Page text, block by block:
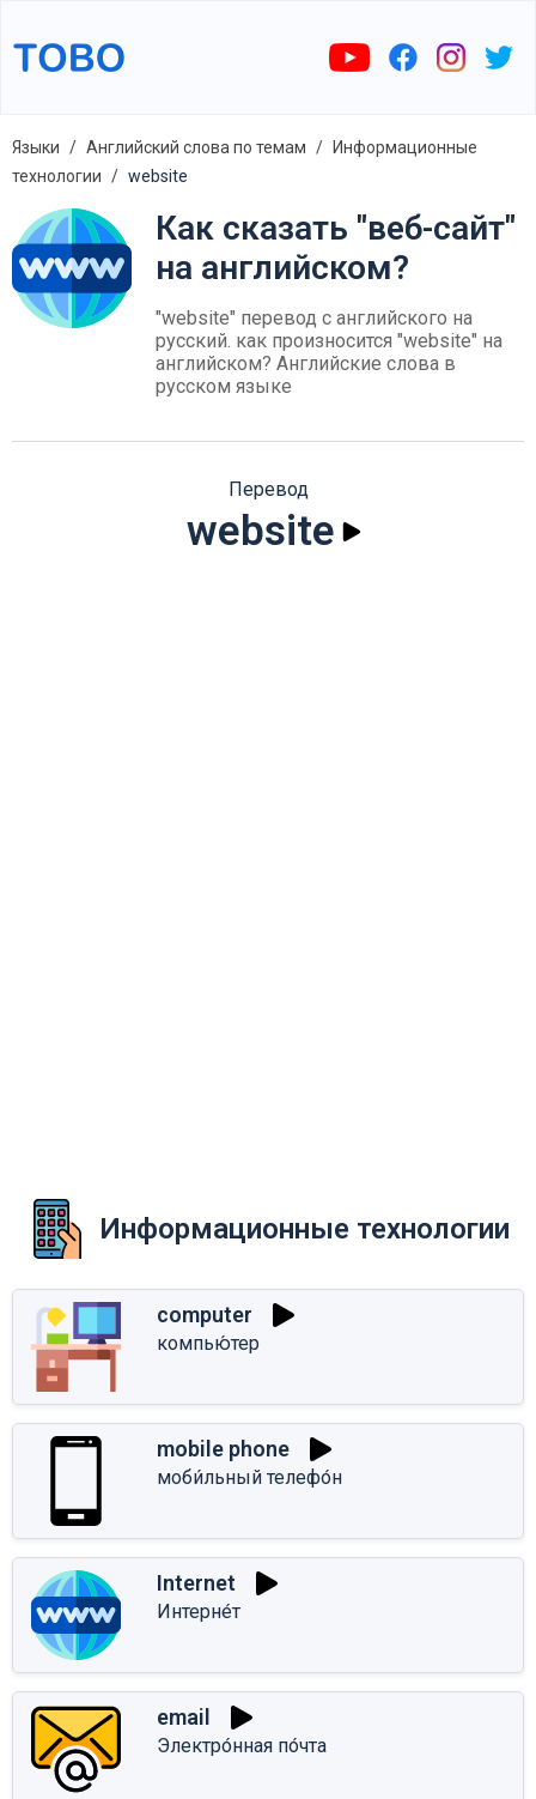
Языки Английский слова по темам
Информационные
технологии
website
Как сказать "веб-сайт"
на английском?
"website" перевод с английского на
русский. как произносится "website" на
английском? Английские слова в
русском языке
Перевод
website
Информационные технологии
computer
компью́тер
mobile phone
моби́льный телефо́н
Internet
Интерне́т
email
Электро́нная по́чта